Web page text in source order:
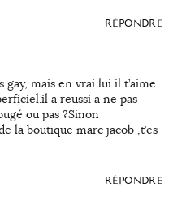
RÉPONDRE
gay, mais en vrai lui il t’aime
a reussi a ne pas
ou pas ?Sinon
la boutique marc jacob ,t’es
RÉPONDRE